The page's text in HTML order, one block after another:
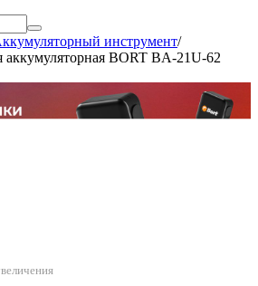
инструмент/
аккумуляторная BORT BA-21U-62